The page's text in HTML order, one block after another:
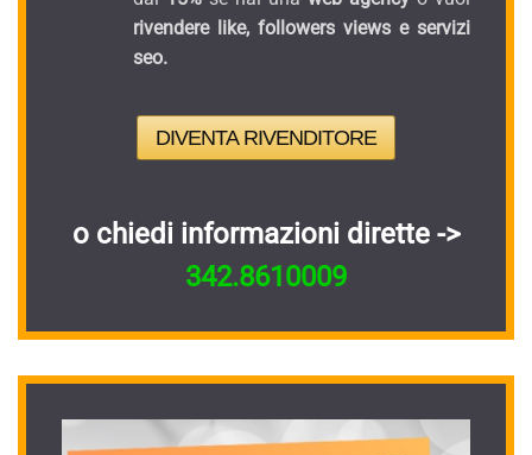
rivendere like, followers views e servizi
seo.
DIVENTA RIVENDITORE
o chiedi informazioni dirette ->
342.8610009